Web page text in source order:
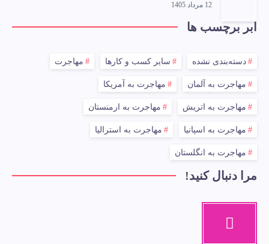
12 مرداد 1405
ابر برچسب ها
دسته‌بندی نشده سایر کسب و کارها مهاجرت
مهاجرت به آلمان مهاجرت به آمریکا
مهاجرت به اتریش مهاجرت به ارمنستان
مهاجرت به اسپانیا مهاجرت به استرالیا
مهاجرت به انگلستان
مرا دنبال کنید!